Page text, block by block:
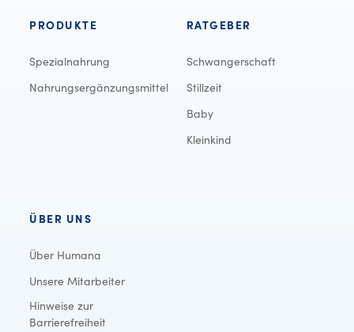
PRODUKTE
Spezialnahrung
Nahrungsergänzungsmittel
RATGEBER
Schwangerschaft
Stillzeit
Baby
Kleinkind
ÜBER UNS
Über Humana
Unsere Mitarbeiter
Hinweise zur
Barrierefreiheit